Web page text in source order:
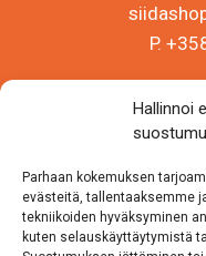
Hallinnoi
Parhaan kokemuksen
evästeitä, tallentaaksemme
tekniikoiden hyväksyminen
kuten selauskäyttäytymistä
P.
Y-